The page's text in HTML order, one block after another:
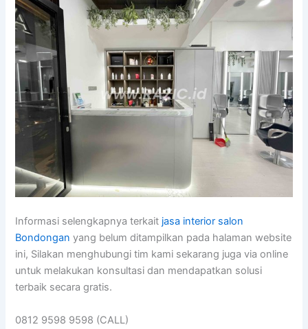
Informasi selengkapnya terkait jasa interior salon
Bondongan yang belum ditampilkan pada halaman website
ini, Silakan menghubungi tim kami sekarang juga via online
untuk melakukan konsultasi dan mendapatkan solusi
terbaik secara gratis.
0812 9598 9598 (CALL)